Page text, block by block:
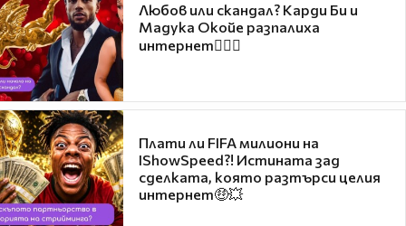
Любов или скандал? Карди Би и
Мадука Окойе разпалиха
интернет❤️‍🔥🔥
Плати ли FIFA милиони на
IShowSpeed?! Истината зад
сделката, която разтърси целия
интернет🤑💥